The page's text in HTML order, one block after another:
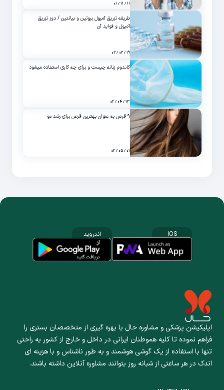
۱۱ / ۱۱ / ۰۱
طریقه تزریق آمپول بیوتین و بپانتین / دوز تزریق
آمپول و فواید آن
۱۹ / ۰۲ / ۰۲
کاندوم زنانه چیست و برای چه کاری استفاده میشود
۱۳ / ۰۴ / ۰۲
۹ قرص به عنوان بهترین قرص برای رشد مو
۰۱ / ۰۵ / ۰۲
اپلیکیشن پزشکی و مشاوره حال با بهره گیری از متخصصان بستری را
فراهم نموده تا کلیه هموطنان ایرانی در داخل و خارج از کشور به راحتی
تنها با استفاده از یک گوشی هوشمند و به طور ناشناس و با هزینه ای
اندک در هر ساعتی از شبانه روز بتوانند مشاوره آنلاین داشته باشند.
IOS اندروید